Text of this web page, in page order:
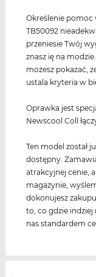
Określenie pomoc
TB50092
przeniesie Twój
znasz ię na
możesz pokazać,
ustala kryteria w
Oprawka jest
Newscool Coll
Ten model został
dostępny.
atrakcyjnej cenie,
magazynie,
dokonujesz
to, co gdzie
nas standardem